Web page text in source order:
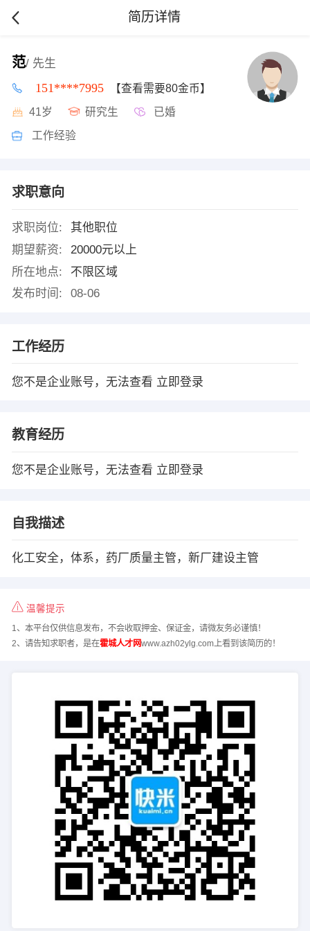
简历详情
范/ 先生
151****7995 【查看需要80金币】
41岁 研究生 已婚
工作经验
求职意向
求职岗位:
其他职位
期望薪资:
20000元以上
所在地点:
不限区域
发布时间:
08-06
工作经历
您不是企业账号，无法查看 立即登录
教育经历
您不是企业账号，无法查看 立即登录
自我描述
化工安全，体系，药厂质量主管，新厂建设主管
温馨提示
1、本平台仅供信息发布，不会收取押金、保证金，请微友务必谨慎！
2、请告知求职者，是在霍城人才网www.azh02ylg.com上看到该简历的！